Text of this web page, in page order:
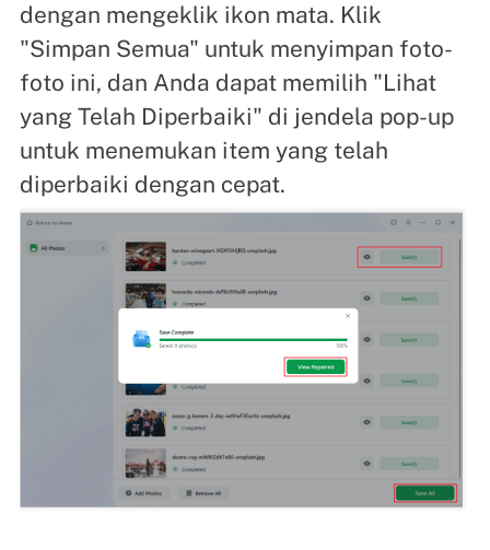
dengan mengeklik ikon mata. Klik
"Simpan Semua" untuk menyimpan foto-
foto ini, dan Anda dapat memilih "Lihat
yang Telah Diperbaiki" di jendela pop-up
untuk menemukan item yang telah
diperbaiki dengan cepat.